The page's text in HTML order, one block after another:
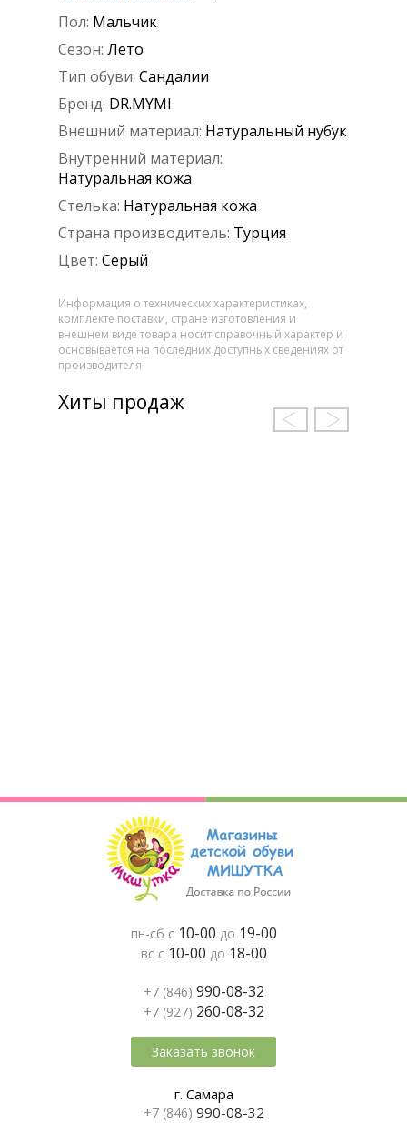
Пол: Мальчик
Сезон: Лето
Тип обуви: Сандалии
Бренд: DR.MYMI
Внешний материал: Натуральный нубук
Внутренний материал:
Натуральная кожа
Стелька: Натуральная кожа
Страна производитель: Турция
Цвет: Серый
Информация о технических характеристиках,
комплекте поставки, стране изготовления и
внешнем виде товара носит справочный характер и
основывается на последних доступных сведениях от
производителя
Хиты продаж
пн-сб с 10-00 до 19-00
вс с 10-00 до 18-00
+7 (846) 990-08-32
+7 (927) 260-08-32
Заказать звонок
г. Самара
+7 (846) 990-08-32